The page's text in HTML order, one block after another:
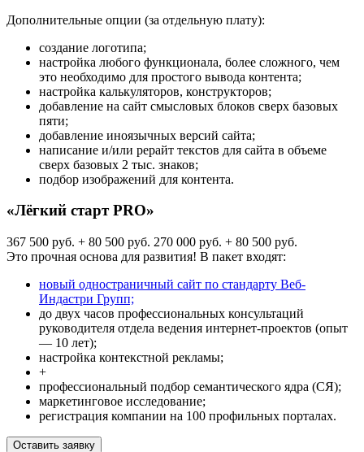
Дополнительные опции (за отдельную плату):
создание логотипа;
настройка любого функционала, более сложного, чем
это необходимо для простого вывода контента;
настройка калькуляторов, конструкторов;
добавление на сайт смысловых блоков сверх базовых
пяти;
добавление иноязычных версий сайта;
написание и/или рерайт текстов для сайта в объеме
сверх базовых 2 тыс. знаков;
подбор изображений для контента.
«Лёгкий старт PRO»
367 500 руб. + 80 500 руб. 270 000 руб. + 80 500 руб.
Это прочная основа для развития! В пакет входят:
новый одностраничный сайт по стандарту Веб-
Индастри Групп;
до двух часов профессиональных консультаций
руководителя отдела ведения интернет-проектов (опыт
— 10 лет);
настройка контекстной рекламы;
+
профессиональный подбор семантического ядра (СЯ);
маркетинговое исследование;
регистрация компании на 100 профильных порталах.
Оставить заявку